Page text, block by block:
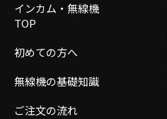
インカム・無線機
TOP
初めての方へ
無線機の基礎知識
ご注文の流れ